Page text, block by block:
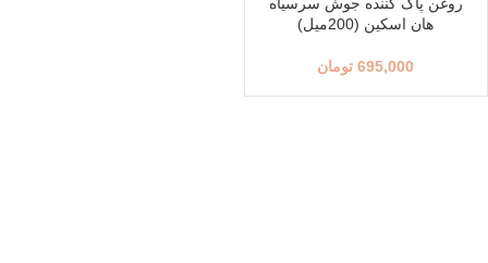
هان اسکین (200میل)
695,000 تومان